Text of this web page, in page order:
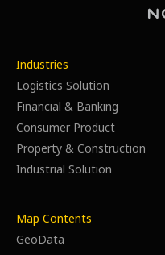
Industries
Logistics Solution
Financial & Banking
Consumer Product
Property & Construction
Industrial Solution
Map Contents
GeoData